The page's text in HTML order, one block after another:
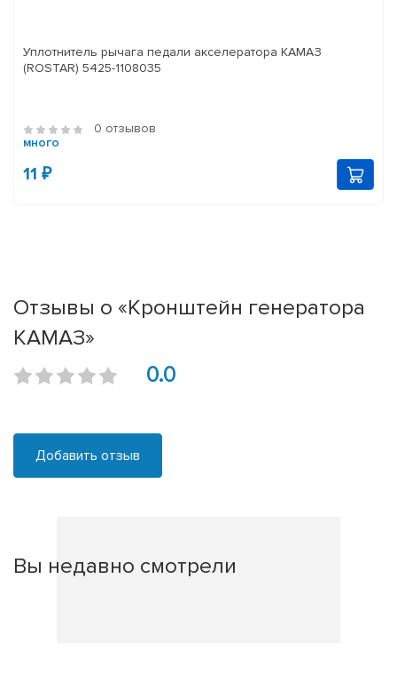
Уплотнитель рычага педали акселератора КАМАЗ
(ROSTAR) 5425-1108035
0 отзывов
много
11 ₽
Отзывы о «Кронштейн генератора
КАМАЗ»
0.0
Добавить отзыв
Вы недавно смотрели